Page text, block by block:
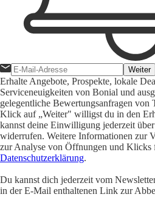
Weiter
Erhalte Angebote, Prospekte, lokale
Serviceneuigkeiten von Bonial und
gelegentliche Bewertungsanfragen
Klick auf „Weiter" willigst du in den
kannst deine Einwilligung jederzeit
widerrufen. Weitere Informationen zur
zur Analyse von Öffnungen und Klicks
Datenschutzerklärung.
Du kannst dich jederzeit vom
in der E-Mail enthaltenen Link zur